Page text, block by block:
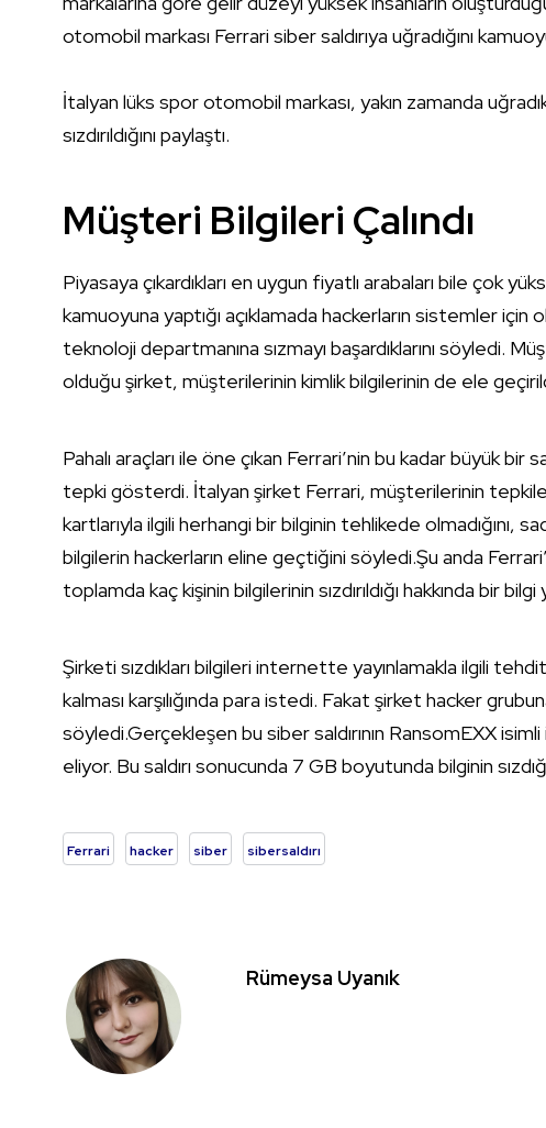
otomobil markası Ferrari siber saldırıya uğradığını
İtalyan lüks spor otomobil markası, yakın zamanda
sızdırıldığını paylaştı.
Müşteri Bilgileri Çalındı
Piyasaya çıkardıkları en uygun fiyatlı arabaları bile çok
kamuoyuna yaptığı açıklamada hackerların sistemler için
teknoloji departmanına sızmayı başardıklarını söyledi.
olduğu şirket, müşterilerinin kimlik bilgilerinin de ele
Pahalı araçları ile öne çıkan Ferrari’nin bu kadar büyük bir
tepki gösterdi. İtalyan şirket Ferrari, müşterilerinin
kartlarıyla ilgili herhangi bir bilginin tehlikede
bilgilerin hackerların eline geçtiğini söyledi.Şu anda
toplamda kaç kişinin bilgilerinin sızdırıldığı hakkında bir bilgi
Şirketi sızdıkları bilgileri internette yayınlamakla ilgili
kalması karşılığında para istedi. Fakat şirket hacker
söyledi.Gerçekleşen bu siber saldırının RansomEXX
eliyor. Bu saldırı sonucunda 7 GB boyutunda bilginin
Ferrari hacker siber sibersaldırı
Rümeysa Uyanık